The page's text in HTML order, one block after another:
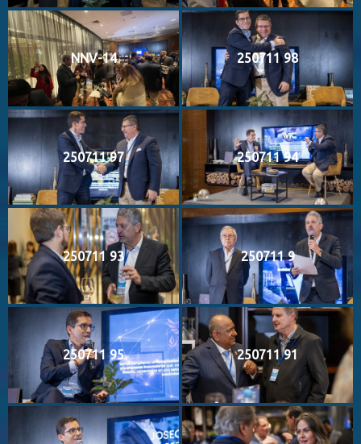
NNV-14 250711 98
250711 97 250711 94
250711 93 250711 9
250711 95 250711 91